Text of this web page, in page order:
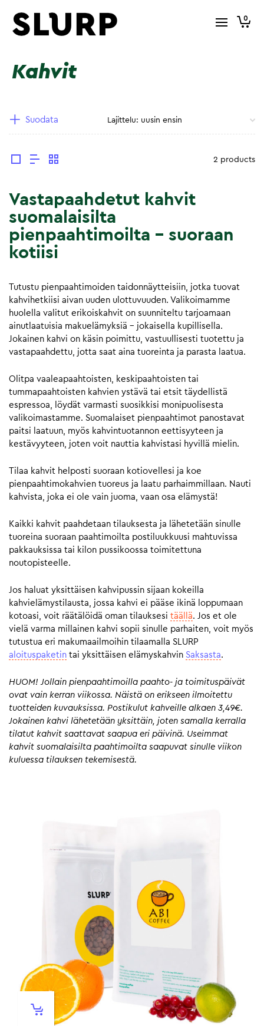
0
Kahvit
Suodata
2 products
Vastapaahdetut kahvit
suomalaisilta
pienpaahtimoilta – suoraan
kotiisi
Tutustu pienpaahtimoiden taidonnäytteisiin, jotka tuovat
kahvihetkiisi aivan uuden ulottuvuuden. Valikoimamme
huolella valitut erikoiskahvit on suunniteltu tarjoamaan
ainutlaatuisia makuelämyksiä – jokaisella kupillisella.
Jokainen kahvi on käsin poimittu, vastuullisesti tuotettu ja
vastapaahdettu, jotta saat aina tuoreinta ja parasta laatua.
Olitpa vaaleapaahtoisten, keskipaahtoisten tai
tummapaahtoisten kahvien ystävä tai etsit täydellistä
espressoa, löydät varmasti suosikkisi monipuolisesta
valikoimastamme. Suomalaiset pienpaahtimot panostavat
paitsi laatuun, myös kahvintuotannon eettisyyteen ja
kestävyyteen, joten voit nauttia kahvistasi hyvillä mielin.
Tilaa kahvit helposti suoraan kotiovellesi ja koe
pienpaahtimokahvien tuoreus ja laatu parhaimmillaan. Nauti
kahvista, joka ei ole vain juoma, vaan osa elämystä!
Kaikki kahvit paahdetaan tilauksesta ja lähetetään sinulle
tuoreina suoraan paahtimoilta postiluukkuusi mahtuvissa
pakkauksissa tai kilon pussikoossa toimitettuna
noutopisteelle.
Jos haluat yksittäisen kahvipussin sijaan kokeilla
kahvielämystilausta, jossa kahvi ei pääse ikinä loppumaan
kotoasi, voit räätälöidä oman tilauksesi täällä. Jos et ole
vielä varma millainen kahvi sopii sinulle parhaiten, voit myös
tutustua eri makumaailmoihin tilaamalla SLURP
aloituspaketin tai yksittäisen elämyskahvin Saksasta.
HUOM! Jollain pienpaahtimoilla paahto- ja toimituspäivät
ovat vain kerran viikossa. Näistä on erikseen ilmoitettu
tuotteiden kuvauksissa. Postikulut kahveille alkaen 3,49€.
Jokainen kahvi lähetetään yksittäin, joten samalla kerralla
tilatut kahvit saattavat saapua eri päivinä. Useimmat
kahvit suomalaisilta paahtimoilta saapuvat sinulle viikon
kuluessa tilauksen tekemisestä.